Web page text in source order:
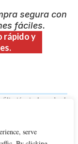
serve
segura con
fáciles.
rápido y
incluyendo el
para ofrecer a
mediante la
de terceros.
de dichos enlaces,